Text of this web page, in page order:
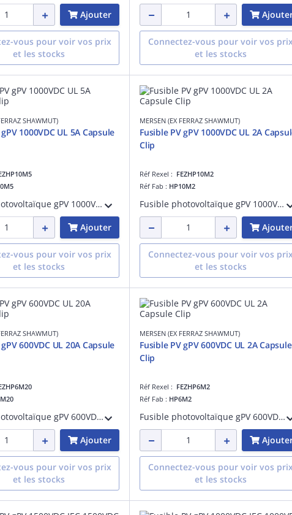
Ajouter
vous pour voir vos prix
et les stocks
Connectez-vous pour voir vos prix
et les stocks
SHAWMUT)
1000VDC UL 5A Capsule
Fusible photovoltaïque gPV 1000VDC UL 5A Avec Capsule Pour Clip
Ajouter
vous pour voir vos prix
et les stocks
MERSEN (EX FERRAZ SHAWMUT)
Fusible PV gPV 1000VDC UL 2A
Clip
Réf Rexel : FEZHP10M2
Réf Fab : HP10M2
Fusible photovoltaïque gPV 1000VDC UL 2A Avec Capsule Pour Clip
Connectez-vous pour voir vos prix
et les stocks
SHAWMUT)
600VDC UL 20A Capsule
Fusible photovoltaïque gPV 600VDC UL 20A Avec Capsule Pour Clip
Ajouter
vous pour voir vos prix
et les stocks
MERSEN (EX FERRAZ SHAWMUT)
Fusible PV gPV 600VDC UL 2A Capsule
Clip
Réf Rexel : FEZHP6M2
Réf Fab : HP6M2
Fusible photovoltaïque gPV 600VDC UL 2A Avec Capsule Pour Clip
Connectez-vous pour voir vos prix
et les stocks